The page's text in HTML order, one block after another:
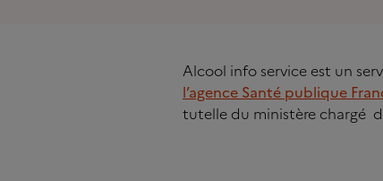
Alcool info service est un
l’agence Santé publique
tutelle du ministère chargé